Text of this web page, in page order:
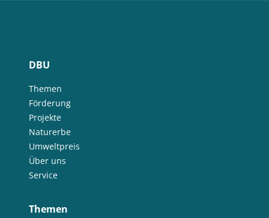
DBU
Themen
Förderung
Projekte
Naturerbe
Umweltpreis
Über uns
Service
Themen